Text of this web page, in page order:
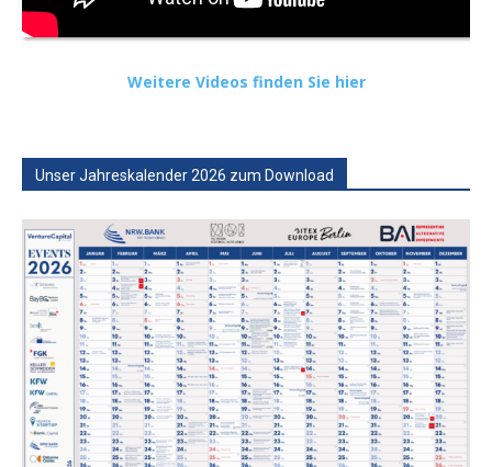
Weitere Videos finden Sie hier
Unser Jahreskalender 2026 zum Download